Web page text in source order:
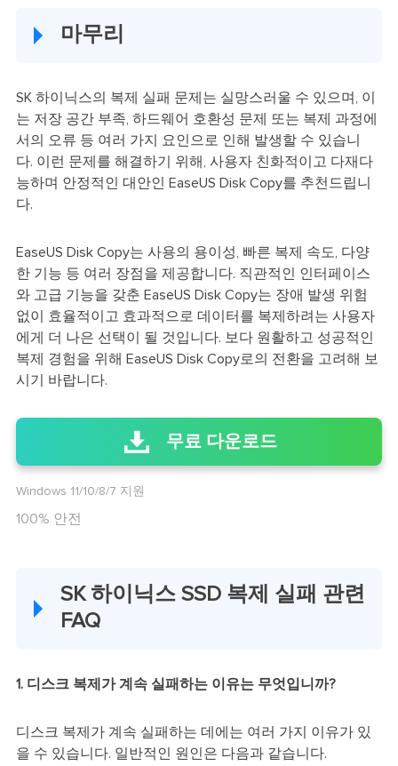
마무리
SK 하이닉스의 복제 실패 문제는 실망스러울 수 있으며, 이
는 저장 공간 부족, 하드웨어 호환성 문제 또는 복제 과정에
서의 오류 등 여러 가지 요인으로 인해 발생할 수 있습니
다. 이런 문제를 해결하기 위해, 사용자 친화적이고 다재다
능하며 안정적인 대안인 EaseUS Disk Copy를 추천드립니
다.
EaseUS Disk Copy는 사용의 용이성, 빠른 복제 속도, 다양
한 기능 등 여러 장점을 제공합니다. 직관적인 인터페이스
와 고급 기능을 갖춘 EaseUS Disk Copy는 장애 발생 위험
없이 효율적이고 효과적으로 데이터를 복제하려는 사용자
에게 더 나은 선택이 될 것입니다. 보다 원활하고 성공적인
복제 경험을 위해 EaseUS Disk Copy로의 전환을 고려해 보
시기 바랍니다.
무료 다운로드
Windows 11/10/8/7 지원
100% 안전
SK 하이닉스 SSD 복제 실패 관련
FAQ
1. 디스크 복제가 계속 실패하는 이유는 무엇입니까?
디스크 복제가 계속 실패하는 데에는 여러 가지 이유가 있
을 수 있습니다. 일반적인 원인은 다음과 같습니다.